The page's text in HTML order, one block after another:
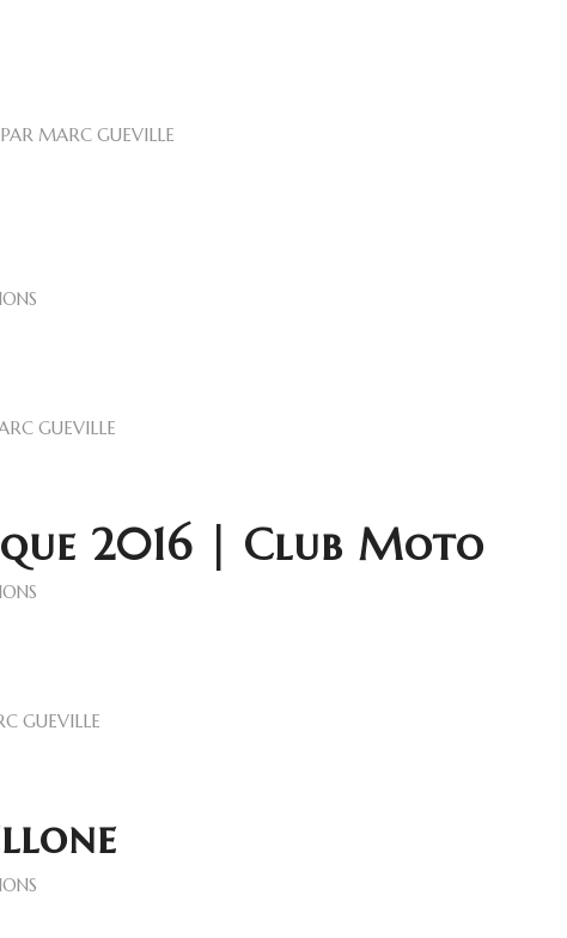
PAR MARC GUEVILLE
GUEVILLE
2016 | Club Moto
GUEVILLE